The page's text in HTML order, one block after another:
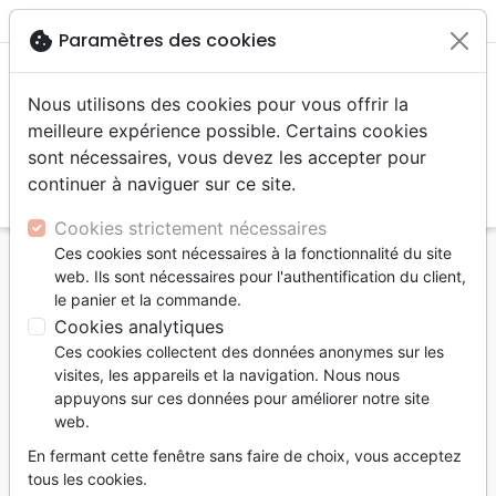
menu
Accueil Auteurs Hyatt Michael
Michael Hyatt
Liste des produits par auteur
Filtrertune
Agendas Edification Livres
cookie Paramètres des cookies
Nous utilisons des cookies pour vous offrir la
meilleure expérience possible. Certains cookies
sont nécessaires, vous devez les accepter pour
continuer à naviguer sur ce site.
Cookies strictement nécessaires
Ces cookies sont nécessaires à la fonctionnalité du site
web. Ils sont nécessaires pour l'authentification du client,
le panier et la commande.
Cookies analytiques
Ces cookies collectent des données anonymes sur les
visites, les appareils et la navigation. Nous nous
appuyons sur ces données pour améliorer notre site
web.
En fermant cette fenêtre sans faire de choix, vous acceptez
tous les cookies.